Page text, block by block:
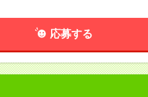
応募する